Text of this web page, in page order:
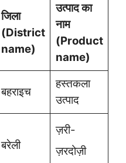
जिला
(District
name)
उत्पाद का
नाम
(Product
name)
बहराइच
हस्तकला
उत्पाद
बरेली
ज़री-
ज़रदोज़ी